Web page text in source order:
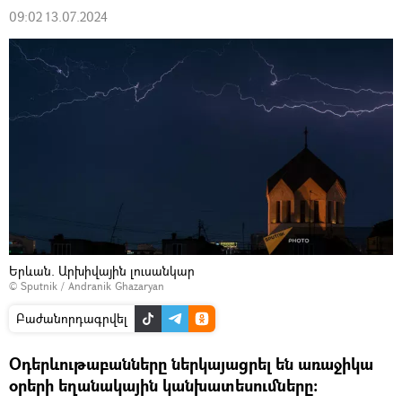
09:02 13.07.2024
Երևան. Արխիվային լուսանկար
© Sputnik / Andranik Ghazaryan
Բաժանորդագրվել
Օդերևութաբանները ներկայացրել են առաջիկա
օրերի եղանակային կանխատեսումները։